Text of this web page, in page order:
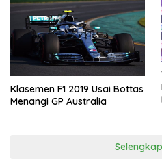
Klasemen F1 2019 Usai Bottas
Menangi GP Australia